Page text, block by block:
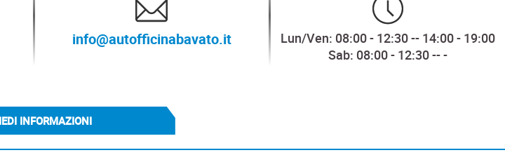
info@autofficinabavato.it
Lun/Ven: 08:00 - 12:30 -- 14:00 - 19:00
Sab: 08:00 - 12:30 -- -
INFORMAZIONI